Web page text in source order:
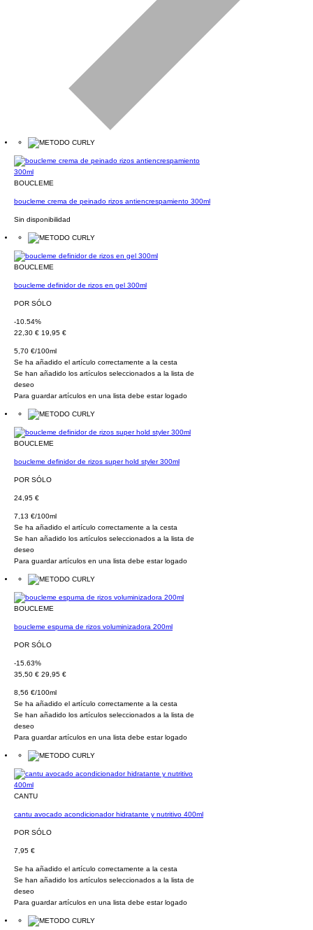
BOUCLEME
boucleme crema de peinado rizos antiencrespamiento 300ml
Sin disponibilidad
BOUCLEME
boucleme definidor de rizos en gel 300ml
POR SÓLO
-10.54%
22,30 € 19,95 €
5,70 €/100ml
Se ha añadido el artículo correctamente a la cesta
Se han añadido los artículos seleccionados a la lista de
deseo
Para guardar artículos en una lista debe estar logado
BOUCLEME
boucleme definidor de rizos super hold styler 300ml
POR SÓLO
24,95 €
7,13 €/100ml
Se ha añadido el artículo correctamente a la cesta
Se han añadido los artículos seleccionados a la lista de
deseo
Para guardar artículos en una lista debe estar logado
BOUCLEME
boucleme espuma de rizos voluminizadora 200ml
POR SÓLO
-15.63%
35,50 € 29,95 €
8,56 €/100ml
Se ha añadido el artículo correctamente a la cesta
Se han añadido los artículos seleccionados a la lista de
deseo
Para guardar artículos en una lista debe estar logado
CANTU
cantu avocado acondicionador hidratante y nutritivo 400ml
POR SÓLO
7,95 €
Se ha añadido el artículo correctamente a la cesta
Se han añadido los artículos seleccionados a la lista de
deseo
Para guardar artículos en una lista debe estar logado